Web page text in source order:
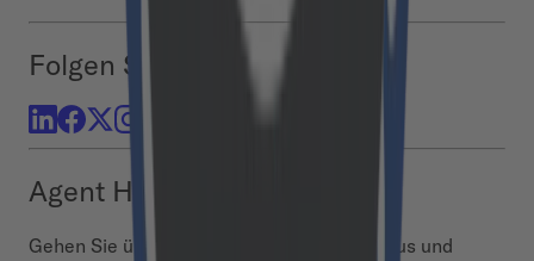
Folgen Sie uns
Agent Hub
Gehen Sie über vereinzelte AI-Piloten hinaus und